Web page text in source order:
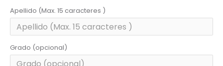
Apellido (Max. 15 caracteres )
Grado (opcional)